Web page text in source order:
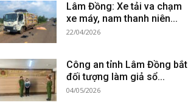
Lâm Đồng: Xe tải va chạm
xe máy, nam thanh niên...
22/04/2026
Công an tỉnh Lâm Đồng bắt
đối tượng làm giả sổ...
04/05/2026